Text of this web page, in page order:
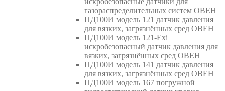
искробезопасные датчики для
газораспределительных систем ОВЕН
ПД100И модель 121 датчик давления
для вязких, загрязнённых сред ОВЕН
ПД100И модель 121-Exi
искробезопасный датчик давления для
вязких, загрязнённых сред ОВЕН
ПД100И модель 141 датчик давления
для вязких, загрязнённых сред ОВЕН
ПД100И модель 167 погружной